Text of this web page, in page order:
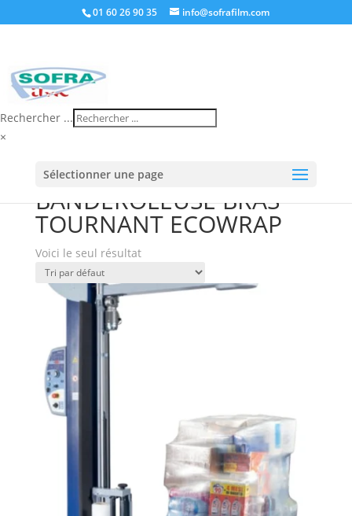
01 60 26 90 35 info@sofrafilm.com
Rechercher ...
×
Sélectionner une page
“BANDEROLEUSE BRAS TOURNANT ECOWRAP”
BANDEROLEUSE BRAS
TOURNANT ECOWRAP
Voici le seul résultat